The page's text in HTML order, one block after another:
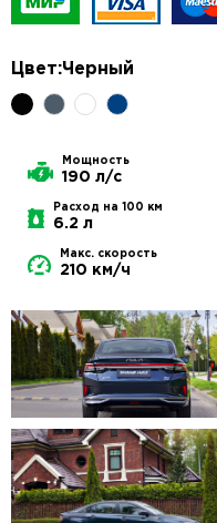
Цвет:Черный
Мощность
190 л/с
Расход на 100 км
6.2 л
Макс. скорость
210 км/ч